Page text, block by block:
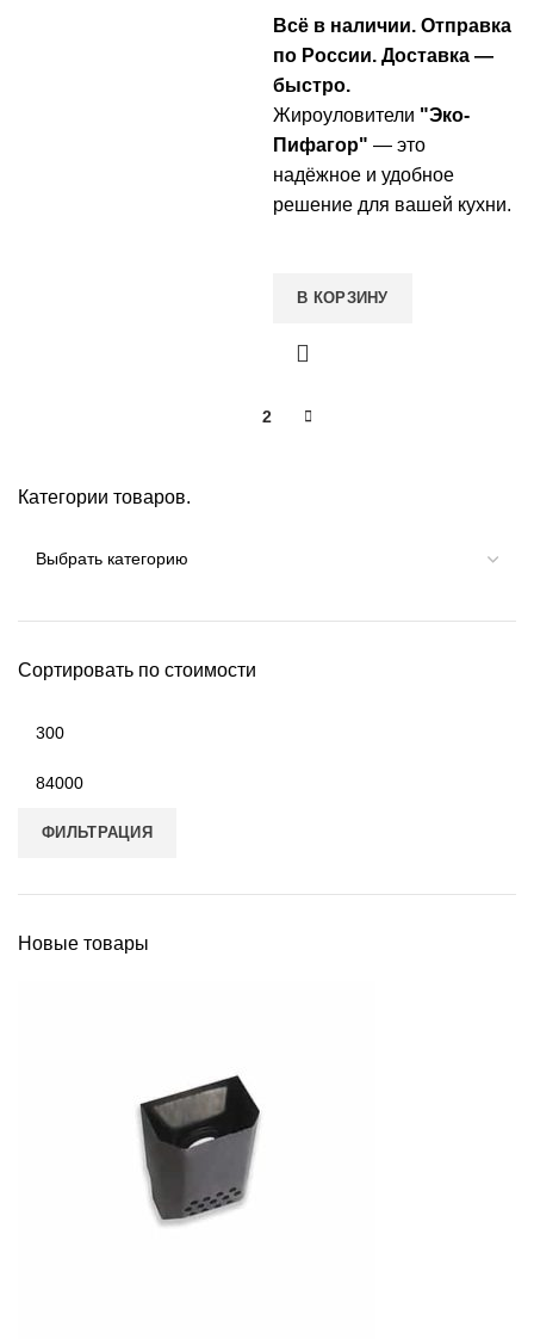
Категории товаров.
Сортировать по стоимости
цена
цена
ФИЛЬТРАЦИЯ
Новые товары
Всё в наличии. Отправка
по России. Доставка —
быстро.
Жироуловители "Эко-
Пифагор" — это
надёжное и удобное
решение для вашей кухни.
В КОРЗИНУ
2